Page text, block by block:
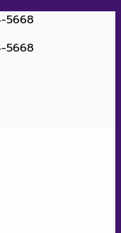
5668
5668